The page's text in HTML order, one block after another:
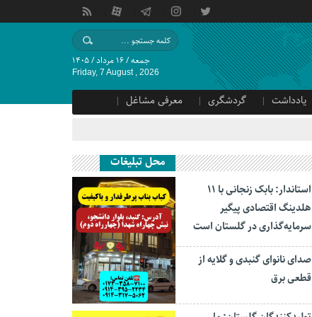
جمعه / ۱۶ مرداد / ۱۴۰۵
Friday, 7 August , 2026
یادداشت گردشگری
معرفی مشاغل
استاندار: بابک زنجانی با ۱۱
هلدینگ اقتصادی پیگیر
سرمایه‌گذاری در گلستان است
صدای نانوای گنبدی و گلایه از
قطعی برق
محل تبلیغات